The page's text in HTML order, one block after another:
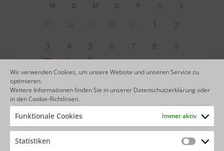
Wir verwenden Cookies, um unsere Website und unseren Service zu
optimieren.
Weitere Informationen finden Sie in unserer Datenschutzerklärungoder
in denCookie-Richtlinien.
Funktionale Cookies Immer aktiv
Statistiken
M D M D F S S
1
2
3
4 5 6 7 8
9
10
11 13
16
17
18 19 20 21 22
23
24
25
31
1 2 3 4 5 6